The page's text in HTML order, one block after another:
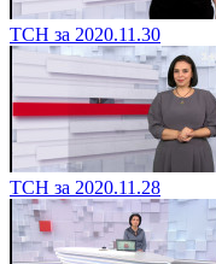
ТСН за 2020.11.30
ТСН за 2020.11.28